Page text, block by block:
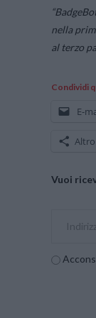
nella
al terzo
Condividi
E-
Altro
Vuoi